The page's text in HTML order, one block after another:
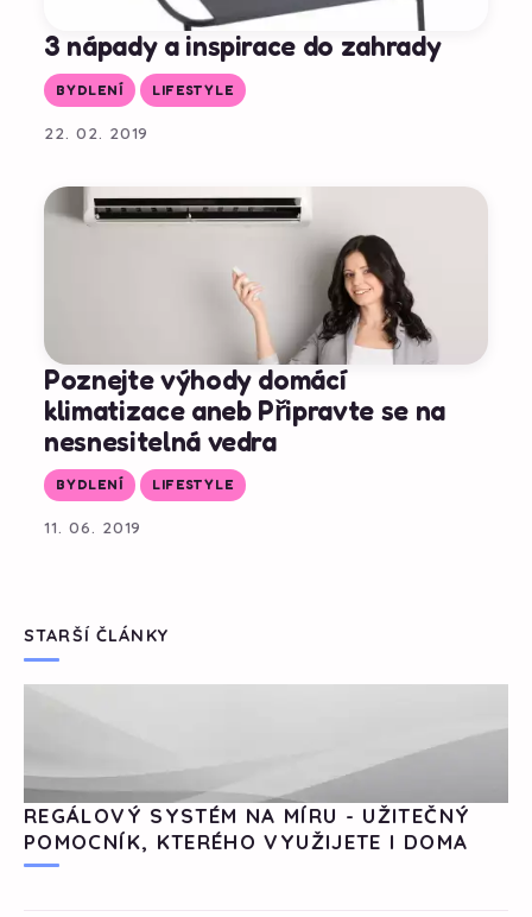
3 nápady a inspirace do zahrady
BYDLENÍ LIFESTYLE
22. 02. 2019
Poznejte výhody domácí
klimatizace aneb Připravte se na
nesnesitelná vedra
BYDLENÍ LIFESTYLE
11. 06. 2019
STARŠÍ ČLÁNKY
REGÁLOVÝ SYSTÉM NA MÍRU - UŽITEČNÝ
POMOCNÍK, KTERÉHO VYUŽIJETE I DOMA